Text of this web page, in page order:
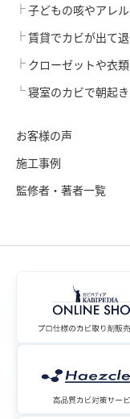
子どもの咳やアレ
賃貸でカビが出て
クローゼットや衣
寝室のカビで朝起
お客様の声
施工事例
監修者・著者一覧